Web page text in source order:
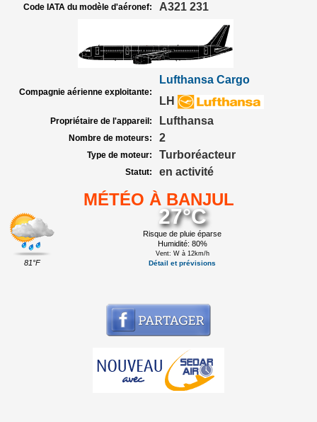
Code IATA du modèle d'aéronef: A321 231
Compagnie aérienne exploitante:
Lufthansa Cargo
LH
Propriétaire de l'appareil: Lufthansa
Nombre de moteurs: 2
Type de moteur: Turboréacteur
Statut: en activité
MÉTÉO À BANJUL
81°F
27°C
Risque de pluie éparse
Humidité: 80%
Vent: W à 12km/h
Détail et prévisions